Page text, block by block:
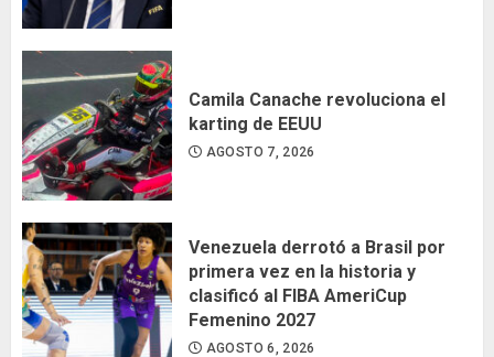
Camila Canache revoluciona el
karting de EEUU
AGOSTO 7, 2026
Venezuela derrotó a Brasil por
primera vez en la historia y
clasificó al FIBA AmeriCup
Femenino 2027
AGOSTO 6, 2026